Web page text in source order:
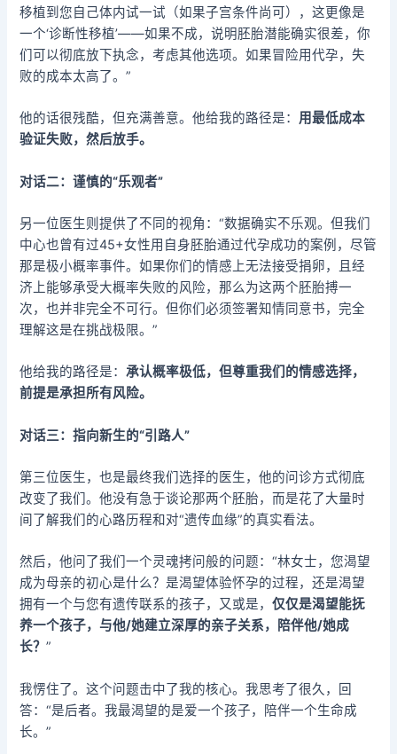
移植到您自己体内试一试（如果子宫条件尚可），这更像是
一个‘诊断性移植’——如果不成，说明胚胎潜能确实很差，你
们可以彻底放下执念，考虑其他选项。如果冒险用代孕，失
败的成本太高了。”
他的话很残酷，但充满善意。他给我的路径是： 用最低成本
验证失败，然后放手。
对话二：谨慎的“乐观者”
另一位医生则提供了不同的视角：“数据确实不乐观。但我们
中心也曾有过45+女性用自身胚胎通过代孕成功的案例，尽管
那是极小概率事件。如果你们的情感上无法接受捐卵，且经
济上能够承受大概率失败的风险，那么为这两个胚胎搏一
次，也并非完全不可行。但你们必须签署知情同意书，完全
理解这是在挑战极限。”
他给我的路径是：承认概率极低，但尊重我们的情感选择，
前提是承担所有风险。
对话三：指向新生的“引路人”
第三位医生，也是最终我们选择的医生，他的问诊方式彻底
改变了我们。他没有急于谈论那两个胚胎，而是花了大量时
间了解我们的心路历程和对“遗传血缘”的真实看法。
然后，他问了我们一个灵魂拷问般的问题：“林女士，您渴望
成为母亲的初心是什么？是渴望体验怀孕的过程，还是渴望
拥有一个与您有遗传联系的孩子，又或是，仅仅是渴望能抚
养一个孩子，与他/她建立深厚的亲子关系，陪伴他/她成
长？”
我愣住了。这个问题击中了我的核心。我思考了很久，回
答：“是后者。我最渴望的是爱一个孩子，陪伴一个生命成
长。”